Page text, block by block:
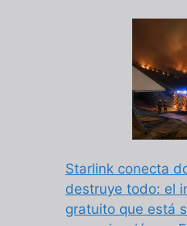
Starlink conecta
destruye todo: el
gratuito que está